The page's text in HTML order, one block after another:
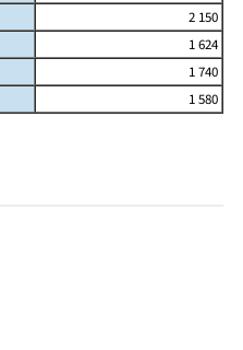
2 150
1 624
1 740
1 580